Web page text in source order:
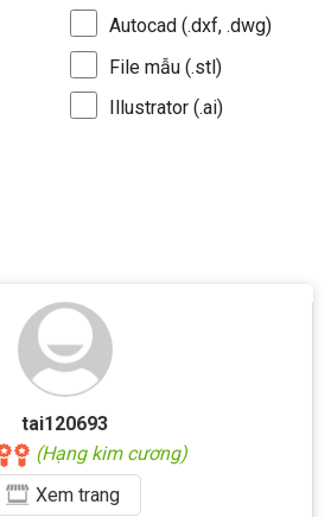
Autocad (.dxf, .dwg)
File mẫu (.stl)
Illustrator (.ai)
tai120693
(Hạng kim cương)
Xemtrang